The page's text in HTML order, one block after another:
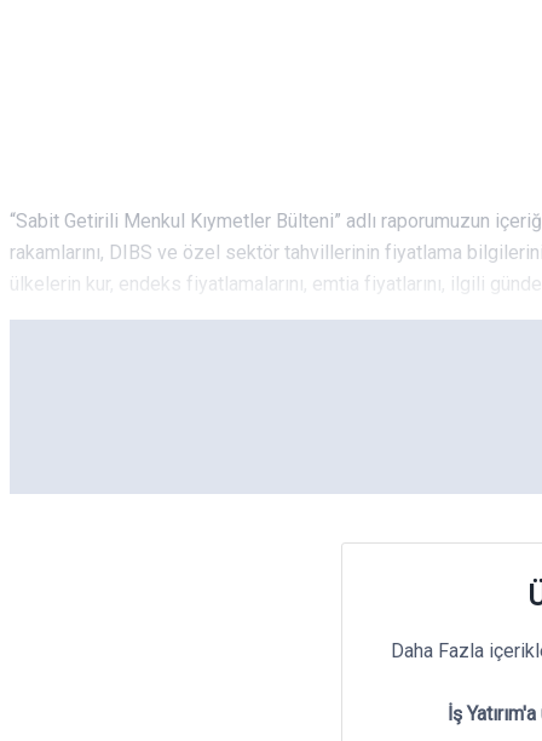
“Sabit Getirili Menkul Kıymetler Bülteni” adlı raporumuzun
rakamlarını, DIBS ve özel sektör tahvillerinin fiyatlama
ülkelerin kur, endeks fiyatlamalarını, emtia fiyatlarını, ilgili
Daha Fazla
İş